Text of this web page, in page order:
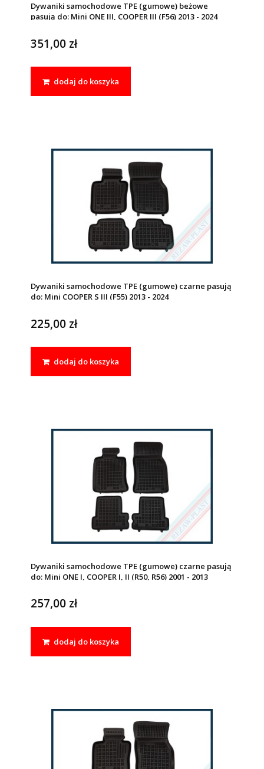
Dywaniki samochodowe TPE (gumowe) beżowe
pasują do: Mini ONE III, COOPER III (F56) 2013 - 2024
351,00 zł
dodaj do koszyka
Dywaniki samochodowe TPE (gumowe) czarne pasują
do: Mini COOPER S III (F55) 2013 - 2024
225,00 zł
dodaj do koszyka
Dywaniki samochodowe TPE (gumowe) czarne pasują
do: Mini ONE I, COOPER I, II (R50, R56) 2001 - 2013
257,00 zł
dodaj do koszyka